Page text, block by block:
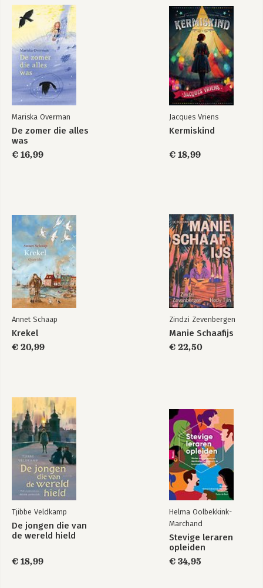
Mariska Overman
De zomer die alles
was
€ 16,99
Jacques Vriens
Kermiskind
€ 18,99
Annet Schaap
Krekel
€ 20,99
Zindzi Zevenbergen
Manie Schaafijs
€ 22,50
Tjibbe Veldkamp
De jongen die van
de wereld hield
€ 18,99
Helma Oolbekkink-
Marchand
Stevige leraren
opleiden
€ 34,95